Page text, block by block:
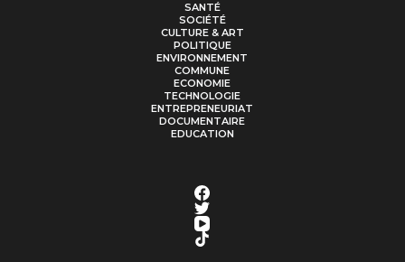
SANTÉ
SOCIÉTÉ
CULTURE & ART
POLITIQUE
ENVIRONNEMENT
COMMUNE
ECONOMIE
TECHNOLOGIE
ENTREPRENEURIAT
DOCUMENTAIRE
EDUCATION